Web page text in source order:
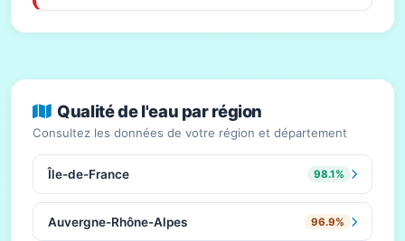
Qualité de l'eau par région
Consultez les données de votre région et département
Île-de-France 98.1%
Auvergne-Rhône-Alpes 96.9%